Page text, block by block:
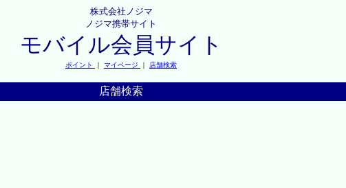
株式会社ノジマ
ノジマ携帯サイト
モバイル会員サイト
ポイント ｜ マイページ ｜ 店舗検索
店舗検索